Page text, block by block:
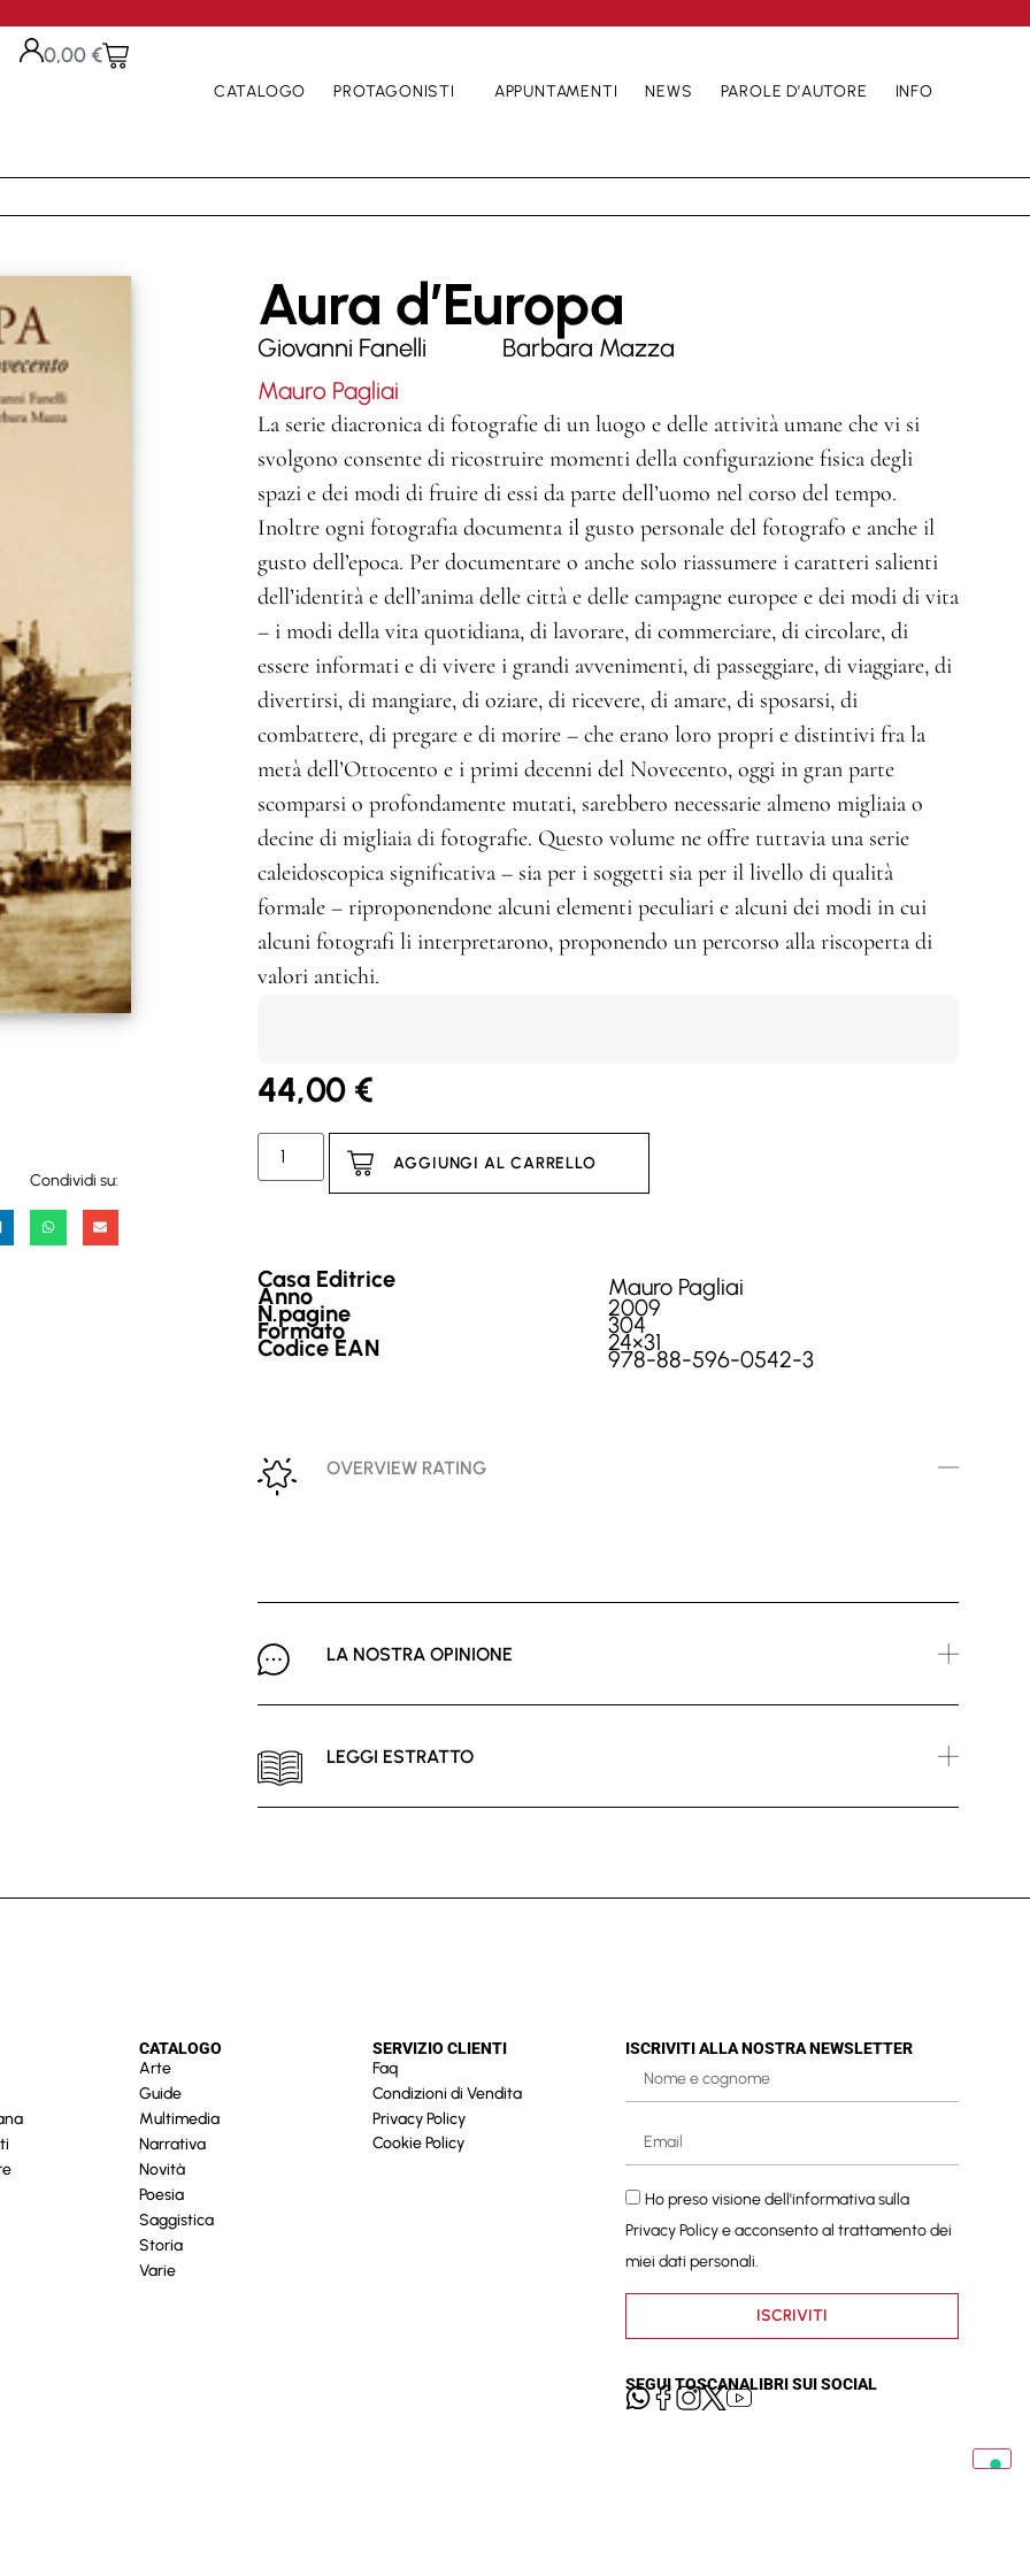
0,00€
CATALOGO PROTAGONISTI APPUNTAMENTI NEWS PAROLE D’AUTORE INFO
Condividi su:
Aura d’Europa
Giovanni Fanelli Barbara Mazza
Mauro Pagliai
La serie diacronica di fotografie di un luogo e delle attività umane che vi si
svolgono consente di ricostruire momenti della configurazione fisica degli
spazi e dei modi di fruire di essi da parte dell’uomo nel corso del tempo.
Inoltre ogni fotografia documenta il gusto personale del fotografo e anche il
gusto dell’epoca. Per documentare o anche solo riassumere i caratteri salienti
dell’identità e dell’anima delle città e delle campagne europee e dei modi di vita
– i modi della vita quotidiana, di lavorare, di commerciare, di circolare, di
essere informati e di vivere i grandi avvenimenti, di passeggiare, di viaggiare, di
divertirsi, di mangiare, di oziare, di ricevere, di amare, di sposarsi, di
combattere, di pregare e di morire – che erano loro propri e distintivi fra la
metà dell’Ottocento e i primi decenni del Novecento, oggi in gran parte
scomparsi o profondamente mutati, sarebbero necessarie almeno migliaia o
decine di migliaia di fotografie. Questo volume ne offre tuttavia una serie
caleidoscopica significativa – sia per i soggetti sia per il livello di qualità
formale – riproponendone alcuni elementi peculiari e alcuni dei modi in cui
alcuni fotografi li interpretarono, proponendo un percorso alla riscoperta di
valori antichi.
44,00 €
AGGIUNGI AL CARRELLO
Casa Editrice Mauro Pagliai
Anno 2009
N.pagine 304
Formato 24×31
Codice EAN 978-88-596-0542-3
OVERVIEW RATING
LA NOSTRA OPINIONE
LEGGI ESTRATTO
CATALOGO
Arte
Guide
Multimedia
Narrativa
Novità
Poesia
Saggistica
Storia
Varie
SERVIZIO CLIENTI
Faq
Condizioni di Vendita
Privacy Policy
Cookie Policy
ISCRIVITI ALLA NOSTRA NEWSLETTER
Ho preso visione dell'informativa sulla
Privacy Policye acconsento al trattamento dei
miei dati personali.
ISCRIVITI
SEGUI TOSCANALIBRI SUI SOCIAL